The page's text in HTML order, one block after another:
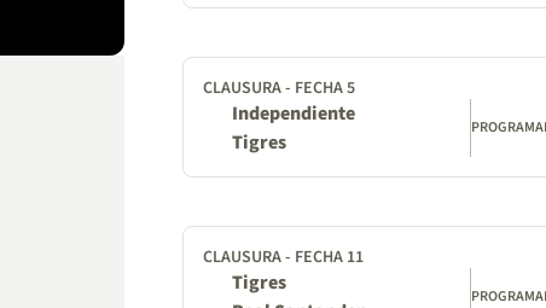
CLAUSURA - FECHA 5
Independiente
Tigres
CLAUSURA - FECHA 11
Tigres